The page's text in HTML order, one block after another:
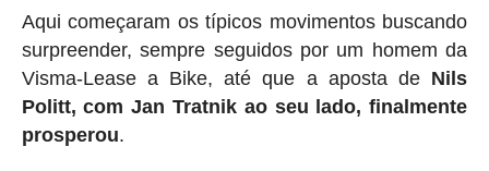
Aqui começaram os típicos movimentos buscando
surpreender, sempre seguidos por um homem da
Visma-Lease a Bike, até que a aposta de Nils
Politt, com Jan Tratnik ao seu lado, finalmente
prosperou.